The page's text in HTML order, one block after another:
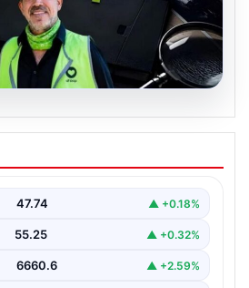
Yönetimine Kayyum
Süreci Resmen Başladı
bulan Ahbap Derneği ile ilgili…
47.74 ▲ +0.18%
55.25 ▲ +0.32%
6660.6 ▲ +2.59%